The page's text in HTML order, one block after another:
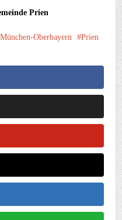
Prien
München-Oberbayern
Prien